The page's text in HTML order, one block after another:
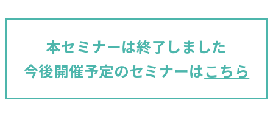
本セミナーは終了しました
今後開催予定のセミナーはこちら